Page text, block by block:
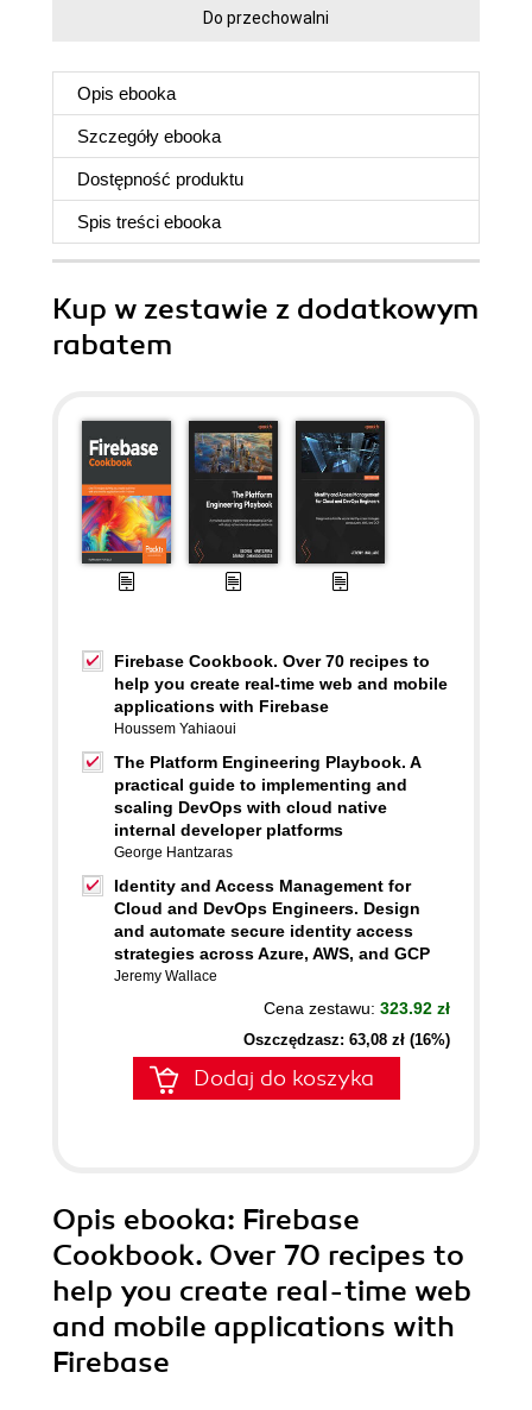
Do przechowalni
Opis ebooka
Szczegóły ebooka
Dostępność produktu
Spis treści ebooka
Kup w zestawie z dodatkowym
rabatem
Firebase Cookbook. Over 70 recipes to
help you create real-time web and mobile
applications with Firebase
Houssem Yahiaoui
The Platform Engineering Playbook. A
practical guide to implementing and
scaling DevOps with cloud native
internal developer platforms
George Hantzaras
Identity and Access Management for
Cloud and DevOps Engineers. Design
and automate secure identity access
strategies across Azure, AWS, and GCP
Jeremy Wallace
Cena zestawu: 323.92 zł
Oszczędzasz: 63,08 zł (16%)
Dodaj do koszyka
Opis ebooka: Firebase
Cookbook. Over 70 recipes to
help you create real-time web
and mobile applications with
Firebase